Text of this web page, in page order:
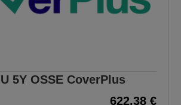
5Y OSSE CoverPlus
622,38 €